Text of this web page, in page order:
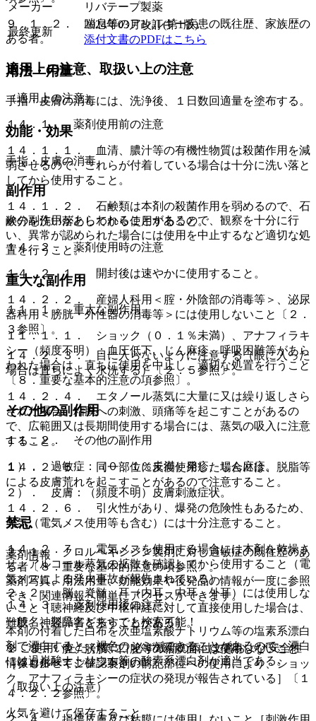
９．１．２． 喘息等のアレルギー疾患の既往歴、家族歴の
ある者。
適用上の注意、取扱い上の注意
（適用上の注意）
１４．１． 薬剤使用前の注意
１４．１．１． 血清、膿汁等の有機性物質は殺菌作用を減
弱させるので、これらが付着している場合は十分に洗い落と
してから使用すること。
１４．１．２． 石鹸類は本剤の殺菌作用を弱めるので、石
鹸分を洗い落としてから使用すること。
１４．２． 薬剤使用時の注意
１４．２．１． 開封後は速やかに使用すること。
１４．２．２． 産婦人科用＜腟・外陰部の消毒等＞、泌尿
器科用＜膀胱・外性器の消毒等＞には使用しないこと〔２．
３参照〕。
１４．２．３． 目に入らないように注意する（眼に入った
場合は直ちによく水洗する）〔２．５参照〕。
１４．２．４． エタノール蒸気に大量に又は繰り返しさら
された場合、粘膜への刺激、頭痛等を起こすことがあるの
で、広範囲又は長期間使用する場合には、蒸気の吸入に注意
すること。
１４．２．５． 同一部位に反復使用した場合には、脱脂等
による皮膚荒れを起こすことがあるので注意すること。
１４．２．６． 引火性があり、爆発の危険性もあるため、
火気（電気メス使用等も含む）には十分注意すること。
１４．２．７． 電気メスを使用する場合には本剤を乾燥さ
せ、アルコール蒸気の拡散を確認してから使用すること（電
気メスによる発火事故が報告されている）。
１４．３． 薬剤使用後の注意
本剤の付着した白布を次亜塩素酸ナトリウム等の塩素系漂白
剤で漂白すると、褐色のシミができることがあるので、漂白
には過炭酸ナトリウム等の酸素系漂白剤が適当である。
（取扱い上の注意）
火気を避けて保存すること。
メーカー リバテープ製薬
最終更新
2024年03月改訂(第1版)
添付文書のPDFはこちら
用法・用量
手指・皮膚の消毒には、洗浄後、１日数回適量を塗布する。
効能・効果
手指・皮膚の消毒。
副作用
次の副作用があらわれることがあるので、観察を十分に行
い、異常が認められた場合には使用を中止するなど適切な処
置を行うこと。
重大な副作用
１１．１． 重大な副作用
１１．１．１． ショック（０．１％未満）、アナフィラキ
シー（頻度不明）：血圧低下、じん麻疹、呼吸困難等があら
われた場合は、直ちに使用を中止し、適切な処置を行うこと
〔８．重要な基本的注意の項参照〕。
その他の副作用
１１．２． その他の副作用
１）． 過敏症：（０．１％未満）発疹、じん麻疹。
２）． 皮膚：（頻度不明）皮膚刺激症状。
禁忌
２．１． クロルヘキシジン製剤に対し過敏症の既往歴のあ
る者〔８．重要な基本的注意の項参照〕。
２．２． 脳、脊髄、耳（内耳、中耳、外耳）には使用しな
いこと［聴神経及び中枢神経に対して直接使用した場合は、
難聴、神経障害を来すことがある］。
２．３． 膣、膀胱、口腔等の粘膜面には使用しないこと
［クロルヘキシジン製剤の前記部位への使用により、ショッ
ク、アナフィラキシーの症状の発現が報告されている］〔１
４．２．２参照〕。
薬剤情報
薬剤写真、用法用量、効能効果や後発品の情報が一度に参照
でき、関連情報へ簡単にアクセスができます。
一般名、製品名どちらでも検索可能！
※ ご使用いただく際に、必ず最新の添付文書および安全性
情報も併せてご確認下さい。